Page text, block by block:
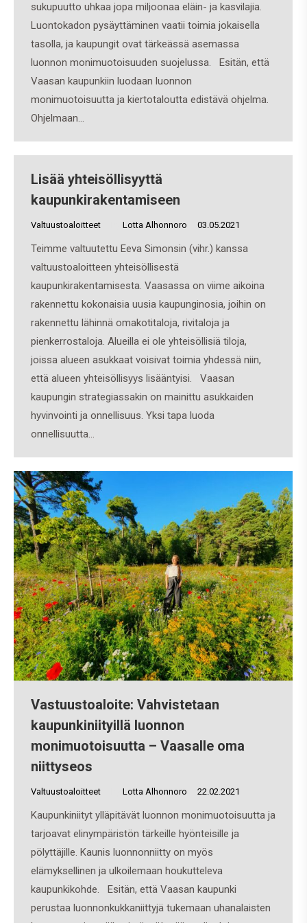
sukupuutto uhkaa jopa miljoonaa eläin- ja kasvilajia.
Luontokadon pysäyttäminen vaatii toimia jokaisella
tasolla, ja kaupungit ovat tärkeässä asemassa
luonnon monimuotoisuuden suojelussa. Esitän, että
Vaasan kaupunkiin luodaan luonnon
monimuotoisuutta ja kiertotaloutta edistävä ohjelma.
Ohjelmaan…
Lisää yhteisöllisyyttä
kaupunkirakentamiseen
Valtuustoaloitteet Lotta Alhonnoro 03.05.2021
Teimme valtuutettu Eeva Simonsin (vihr.) kanssa
valtuustoaloitteen yhteisöllisestä
kaupunkirakentamisesta. Vaasassa on viime aikoina
rakennettu kokonaisia uusia kaupunginosia, joihin on
rakennettu lähinnä omakotitaloja, rivitaloja ja
pienkerrostaloja. Alueilla ei ole yhteisöllisiä tiloja,
joissa alueen asukkaat voisivat toimia yhdessä niin,
että alueen yhteisöllisyys lisääntyisi. Vaasan
kaupungin strategiassakin on mainittu asukkaiden
hyvinvointi ja onnellisuus. Yksi tapa luoda
onnellisuutta…
Vastuustoaloite: Vahvistetaan
kaupunkiniityillä luonnon
monimuotoisuutta – Vaasalle oma
niittyseos
Valtuustoaloitteet Lotta Alhonnoro 22.02.2021
Kaupunkiniityt ylläpitävät luonnon monimuotoisuutta ja
tarjoavat elinympäristön tärkeille hyönteisille ja
pölyttäjille. Kaunis luonnonniitty on myös
elämyksellinen ja ulkoilemaan houkutteleva
kaupunkikohde. Esitän, että Vaasan kaupunki
perustaa luonnonkukkaniittyjä tukemaan uhanalaisten